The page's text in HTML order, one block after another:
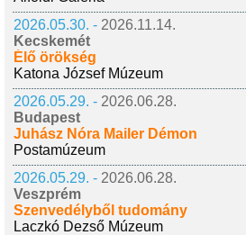
2026.05.30. - 2026.11.14.
Kecskemét
Élő örökség
Katona József Múzeum
2026.05.29. - 2026.06.28.
Budapest
Juhász Nóra Mailer Démon
Postamúzeum
2026.05.29. - 2026.06.28.
Veszprém
Szenvedélyből tudomány
Laczkó Dezső Múzeum